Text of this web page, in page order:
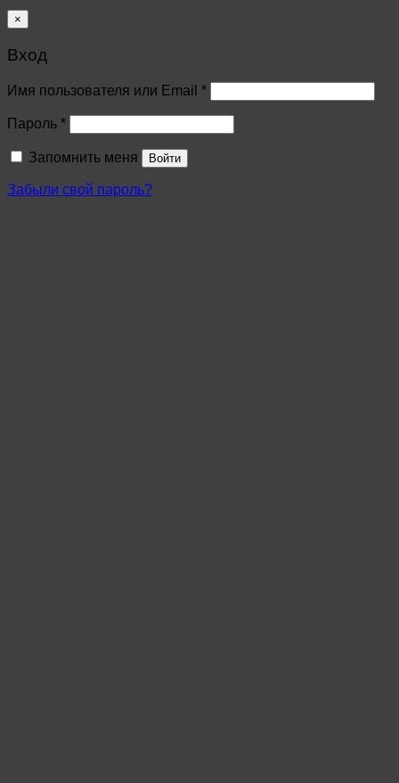
×
Вход
Имя пользователя или Email *
Пароль *
Запомнить меня Войти
Забыли свой пароль?